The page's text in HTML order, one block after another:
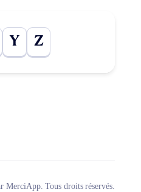
Y Z
MerciApp. Tous droits réservés.